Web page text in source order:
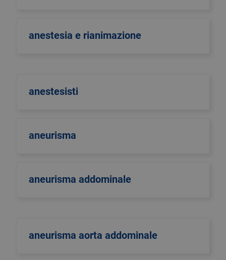
anestesia e rianimazione
anestesisti
aneurisma
aneurisma addominale
aneurisma aorta addominale